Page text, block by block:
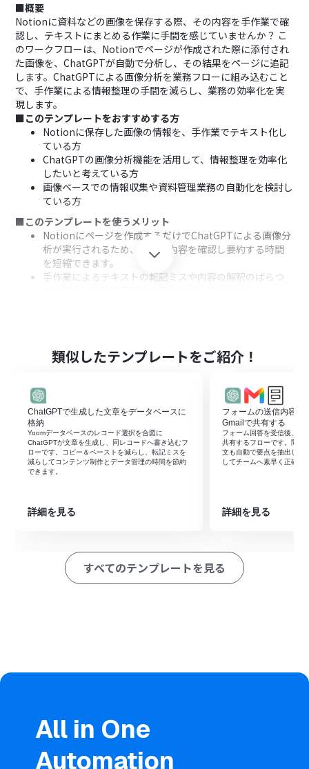
■概要
Notionに資料などの画像を保存する際、その内容を手作業で確
認し、テキストにまとめる作業に手間を感じていませんか？ こ
のワークフローは、Notionでページが作成された際に添付され
た画像を、ChatGPTが自動で分析し、その結果をページに追記
します。ChatGPTによる画像分析を業務フローに組み込むこと
で、手作業による情報整理の手間を減らし、業務の効率化を実
現します。
■このテンプレートをおすすめする方
Notionに保存した画像の情報を、手作業でテキスト化し
ている方
ChatGPTの画像分析機能を活用して、情報整理を効率化
したいと考えている方
画像ベースでの情報収集や資料管理業務の自動化を検討し
ている方
■このテンプレートを使うメリット
Notionにページを作成するだけでChatGPTによる画像分
析が実行されるため、手動で内容を確認し要約する時間
を短縮できます。
手作業によるテキストの転記ミスや内容の解釈のばらつ
たら」というアクションを設定します。
次に、オペレーションでNotionの「ページ情報を取得」
を取得します。
次に、オペレーションでChatGPTの「テキストを生成
（画像添付）」アクションを設定し、取得した画像をもと
に分析を依頼します。
最後に、オペレーションでNotionの「レコードを更新す
る」アクションを設定し、ChatGPTが出力した分析結果
を元のページに追記します。
「オペレーション」：トリガー起動後、フロー内で処理を行う
Notionのページ作成検知や更新先となるデータベースは
運用に合わせて任意で設定可能です。
ChatGPTに画像を分析させる際の指示内容（プロンプ
ChatGPT（OpenAI）のアクションを実行するには、
い。
ChatGPTのAPI利用はOpenAI社が有料で提供しており、
API疎通時のトークンにより従量課金される仕組みとなっ
ています。そのため、API使用時にお支払いが行える状況
類似したテンプレートをご紹介！
ChatGPTで生成した文章をデータベースに
格納
Yoomデータベースのレコード選択を合図に
ChatGPTが文章を生成し、同レコードへ書き込むフ
ローです。コピー＆ペーストを減らし、転記ミスを
減らしてコンテンツ制作とデータ管理の時間を節約
できます。
詳細を見る
フォームの送信内容を
Gmailで共有する
フォーム回答を受信後、
共有するフローです。問い
文も自動で要点を抽出し、
してチームへ素早く正確に
詳細を見る
すべてのテンプレートを見る
All in One
Automation